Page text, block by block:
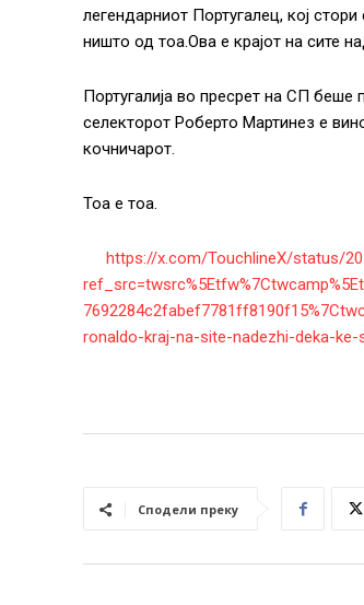
легендарниот Португалец, кој
ништо од тоа.Ова е крајот на сите
Португалија во пресрет на СП беше
селекторот Роберто Мартинез е
кочничарот.
Тоа е тоа.
https://x.com/TouchlineX/status/
ronaldo-kraj-na-site-nadezhi-deka-
Сподели преку